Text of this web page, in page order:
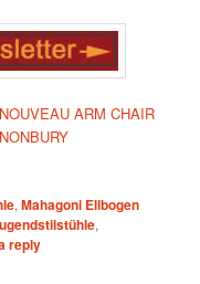
ARM CHAIR
,Mahagoni Ellbogen
,
reply